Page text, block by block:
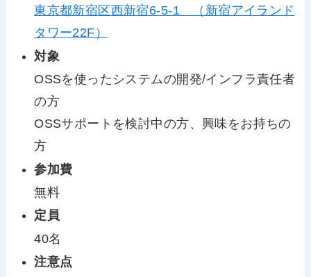
東京都新宿区西新宿6-5-1 （新宿アイランド
タワー22F）
対象
OSSを使ったシステムの開発/インフラ責任者
の方
OSSサポートを検討中の方、興味をお持ちの
方
参加費
無料
定員
40名
注意点